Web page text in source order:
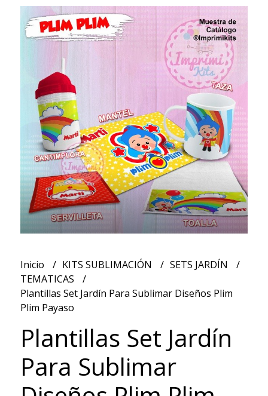
Inicio KITS SUBLIMACIÓN
SETS JARDÍN
TEMATICAS
Plantillas Set Jardín Para Sublimar Diseños Plim
Plim Payaso
Plantillas Set Jardín
Para Sublimar